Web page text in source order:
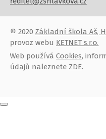
© 2020 Základní škola Aš,
provoz webu KETNET s.r.o.
Web používá Cookies,
údajů naleznete ZDE.